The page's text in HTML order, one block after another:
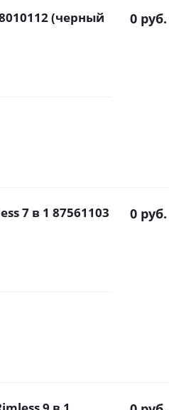
(черный
0 руб.
7 в 1 87561103
0 руб.